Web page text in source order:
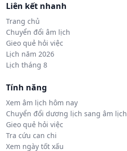
Liên kết nhanh
Trang chủ
Chuyển đổi âm lịch
Gieo quẻ hỏi việc
Lịch năm 2026
Lịch tháng 8
Tính năng
Xem âm lịch hôm nay
Chuyển đổi dương lịch sang âm lịch
Gieo quẻ hỏi việc
Tra cứu can chi
Xem ngày tốt xấu